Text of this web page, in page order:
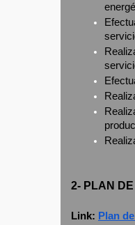
2- PLAN
Link: Plan